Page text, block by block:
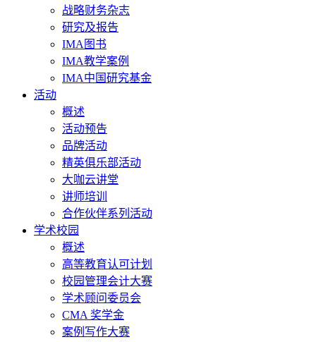
战略财务杂志
研究及报告
IMA图书
IMA教学案例
IMA中国研究基金
活动
概述
活动预告
品牌活动
精英俱乐部活动
大咖云讲堂
讲师培训
合作伙伴系列活动
学术校园
概述
高等教育认可计划
校园管理会计大赛
学术顾问委员会
CMA 奖学金
案例写作大赛